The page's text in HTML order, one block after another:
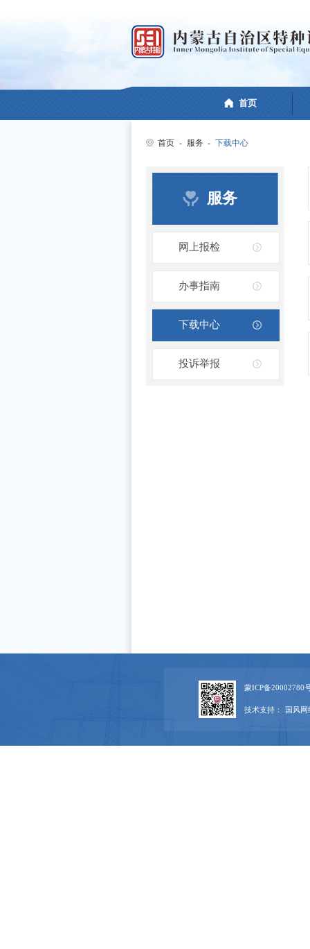
首页
首页 - 服务 - 下载中心
服务
网上报检
办事指南
下载中心
投诉举报
蒙ICP备20002780
技术支持： 国风网